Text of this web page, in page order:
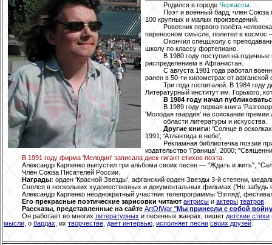
Родился в городе Черкассы
Поэт и военный бард, член Союза
100 крупных и малых произведений.
Ровесник первого полёта
переносном смысле, полетел в космос
Окончил спецшколу с
школу по классу фортепиано.
В 1980 году поступил на
распределением в Афганистан.
С августа 1981 года работал
ранен в 50-ти километрах от афганской
Три года госпиталей. В 1984 году
Литературный институт им. Горького,
В 1984 году начал
В 1989 году первая книга
'Молодая гвардия' на соискание премии
области литературы и искусства.
Другие книги: 'Солнце в
1991; 'Атлантида в небе',
Рекламная библиотечка поэзии
издательство 'Граница', 2000;
В 1991 году фирма 'Мелодия' записала диск-гигант стихов поэта.
Александр Карпенко выпустил три альбома своих песен — "Ждать и жить",
Член Союза Писателей России.
Награды: орден 'Красной Звезды', афганский орден Звезды 3-й степени,
Снялся в нескольких художественных и документальных фильмах ('Не
Александр Карпенко неоднократный участник телепрограммы 'Взгляд',
Его прекрасные поэтические зарисовки читают актрисы и актеры театров
Рассказы, представленные на сайте ArtOfWar "Мы принесли с собой
Он работает во многих литературных и песенных жанрах, пишет детские стихи
мысли , о бардах , их творчестве, дает интервью исполняет песни своих друзей